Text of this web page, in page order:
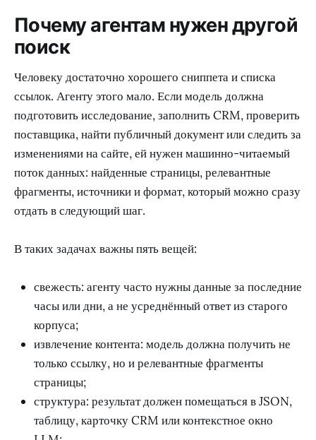
Почему агентам нужен другой
поиск
Человеку достаточно хорошего сниппета и списка
ссылок. Агенту этого мало. Если модель должна
подготовить исследование, заполнить CRM, проверить
поставщика, найти публичный документ или следить за
изменениями на сайте, ей нужен машинно-читаемый
поток данных: найденные страницы, релевантные
фрагменты, источники и формат, который можно сразу
отдать в следующий шаг.
В таких задачах важны пять вещей:
свежесть: агенту часто нужны данные за последние
часы или дни, а не усреднённый ответ из старого
корпуса;
извлечение контента: модель должна получить не
только ссылку, но и релевантные фрагменты
страницы;
структура: результат должен помещаться в JSON,
таблицу, карточку CRM или контекстное окно